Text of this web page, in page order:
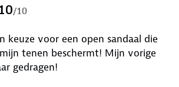
/10
keuze voor een open sandaal die
tenen beschermt! Mijn vorige
gedragen!